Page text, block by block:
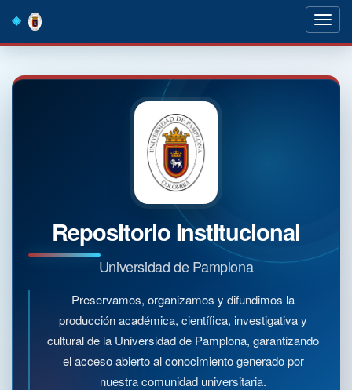
navigation
Repositorio Institucional
Universidad de Pamplona
Preservamos, organizamos y difundimos la
producción académica, científica, investigativa y
cultural de la Universidad de Pamplona, garantizando
el acceso abierto al conocimiento generado por
nuestra comunidad universitaria.